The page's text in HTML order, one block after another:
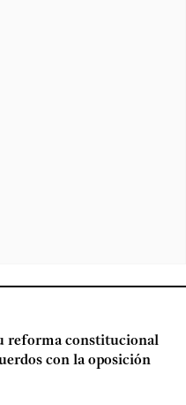
reforma constitucional
con la oposición